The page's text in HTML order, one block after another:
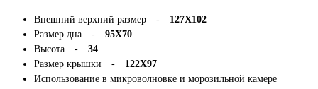
Внешний верхний размер - 127Х102
Размер дна - 95Х70
Высота - 34
Размер крышки - 122Х97
Использование в микроволновке и морозильной камере